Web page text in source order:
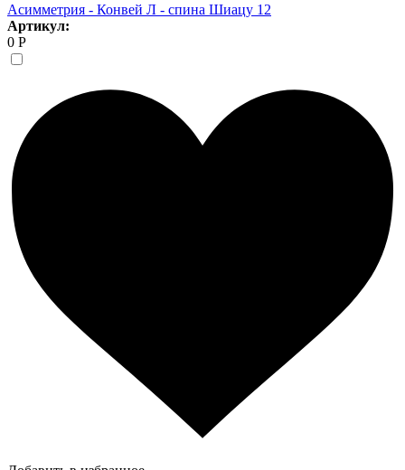
Асимметрия - Конвей Л - спина Шиацу 12
Артикул:
0 Р